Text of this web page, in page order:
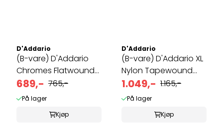
D'Addario
(B-vare) D'Addario
Chromes Flatwound
45-100
689,- 765,-
På lager
Kjøp
D'Addario
(B-vare) D'Addario XL
Nylon Tapewound
50-135 ...
1.049,- 1.165,-
På lager
Kjøp